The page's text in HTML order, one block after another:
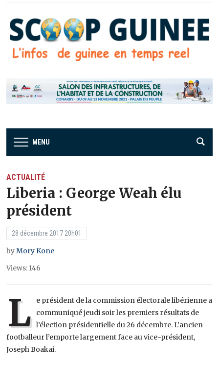
MENU
ACTUALITÉ
Liberia : George Weah élu
président
28 décembre 2017 20h01
byMory Kone
Views: 146
L e président de la commission électorale libérienne a
communiqué jeudi soir les premiers résultats de
l’élection présidentielle du 26 décembre. L’ancien
footballeur l’emporte largement face au vice-président,
Joseph Boakai.